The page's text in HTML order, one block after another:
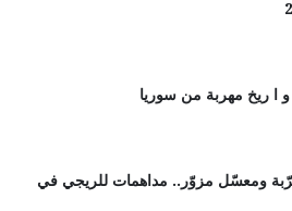
ريخ مهربة من سوريا
ومعسّل مزوّر.. مداهمات للريجي في